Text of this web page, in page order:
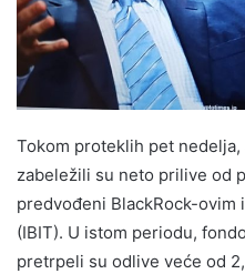
Tokom proteklih pet
zabeležili su neto prilive od
predvođeni BlackRock-
(IBIT). U istom periodu,
pretrpeli su odlive veće od